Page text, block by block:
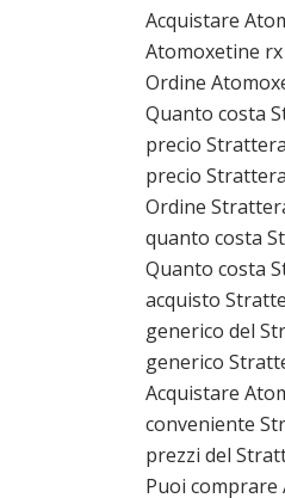
Acquistare
Atomoxetine
Ordine
Quanto costa
precio
precio
Ordine
quanto costa
Quanto costa
acquisto
generico del
generico
Acquistare
conveniente
prezzi del
Puoi comprare